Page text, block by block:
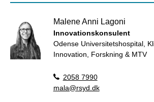
Malene Anni Lagoni
Innovationskonsulent
Odense Universitetshospital,
Innovation, Forskning & MTV
2058 7990
mala@rsyd.dk